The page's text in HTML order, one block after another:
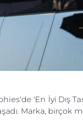
'En İyi Dış
Marka, birçok